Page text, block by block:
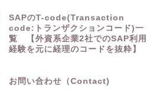
SAPのT-code(Transaction
code:トランザクションコード)一
覧 【外資系企業2社でのSAP利用
経験を元に経理のコードを抜粋】
お問い合わせ（Contact)